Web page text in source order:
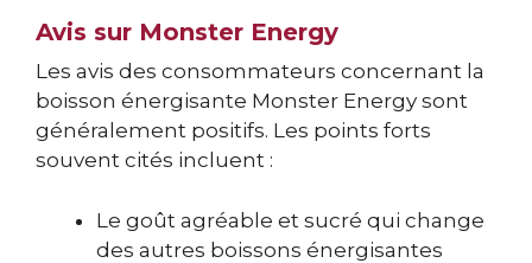
Avis sur Monster Energy
Les avis des consommateurs concernant la
boisson énergisante Monster Energy sont
généralement positifs. Les points forts
souvent cités incluent :
Le goût agréable et sucré qui change
des autres boissons énergisantes